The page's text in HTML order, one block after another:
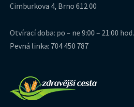
Cimburkova 4, Brno 612 00
Otvírací doba: po – ne 9:00 – 21:00 hod.
Pevná linka: 704 450 787